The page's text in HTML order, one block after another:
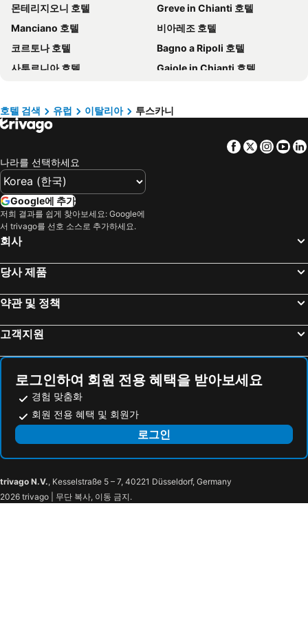
타이페이 호텔
타이중 호텔
경기도 호텔
유럽 호텔
경상남도 호텔
보라카이 호텔
크레타 섬 호텔
Paris 호텔
밀로섬 호텔
크로아티아 해안 호텔
대만 호텔
몬테리지오니 호텔
Greve in Chianti 호텔
Manciano 호텔
비아레조 호텔
코르토나 호텔
Bagno a Ripoli 호텔
사투르니아 호텔
Gaiole in Chianti 호텔
Castelnuovo Berardenga 호텔 Civitella Paganico 호텔
Asciano 호텔
San Casciano in Val di Pesa 호텔
Castiglione d'Orcia 호텔
포지본시 호텔
아레초 호텔
Castellina in Chianti 호텔
피에졸레 호텔
라폴라노 테르메 호텔
라다 인 키안티 호텔
세스토 페오렌티노 호텔
Chiusi 호텔
Colle di Val d'Elsa 호텔
호텔 검색 유럽 이탈리아 투스카니
Facebook
Twitter
나라를 선택하세요
Google에 추가
저희 결과를 쉽게 찾아보세요: Google에
서 trivago를 선호 소스로 추가하세요.
회사
당사 제품
약관 및 정책
고객지원
로그인하여 회원 전용 혜택을 받아보세요
경험 맞춤화
회원 전용 혜택 및 회원가
로그인
trivago N.V., Kesselstraße 5 – 7, 40221 Düsseldorf, Germany
2026 trivago | 무단 복사, 이동 금지.